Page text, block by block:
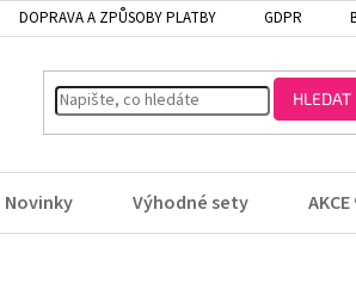
DOPRAVA A ZPŮSOBY PLATBY GDPR
HLEDAT
Novinky Výhodné sety